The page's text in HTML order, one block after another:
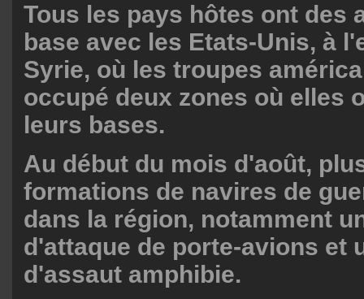
Tous les pays hôtes ont des
base avec les Etats-Unis, à
Syrie, où les troupes
occupé deux zones où elles
leurs bases.
Au début du mois d'août,
formations de navires de
dans la région, notamment
d'attaque de porte-avions et
d'assaut amphibie.